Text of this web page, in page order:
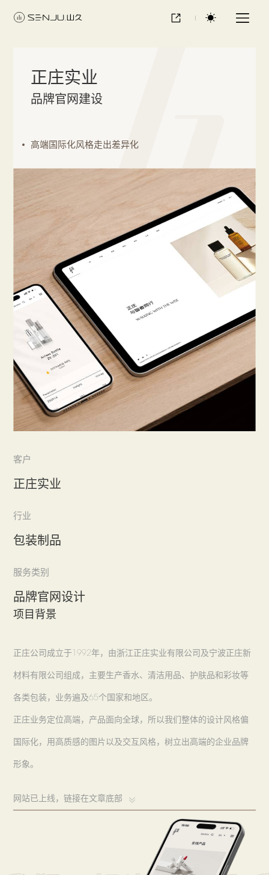
正庄实业
品牌官网建设
高端国际化风格走出差异化
客户
正庄实业
行业
包装制品
服务类别
品牌官网设计
项目背景
正庄公司成立于1992年，由浙江正庄实业有限公司及宁波正庄新
材料有限公司组成，主要生产香水、清洁用品、护肤品和彩妆等
各类包装，业务遍及65个国家和地区。
正庄业务定位高端，产品面向全球，所以我们整体的设计风格偏
国际化，用高质感的图片以及交互风格，树立出高端的企业品牌
形象。
网站已上线，链接在文章底部